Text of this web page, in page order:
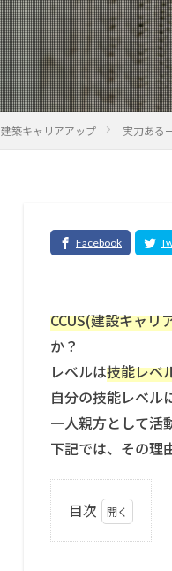
建築キャリアアップ 実力ある
CCUS(建設キャリ
か？
レベルは技能レベ
自分の技能レベル
一人親方として活
下記では、その理
目次